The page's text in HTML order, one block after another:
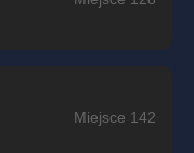
Miejsce 142